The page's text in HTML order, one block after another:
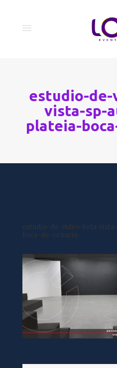
estudio-de-
vista-sp-
plateia-
estudio-de-video-bela-
boca-de-cenario